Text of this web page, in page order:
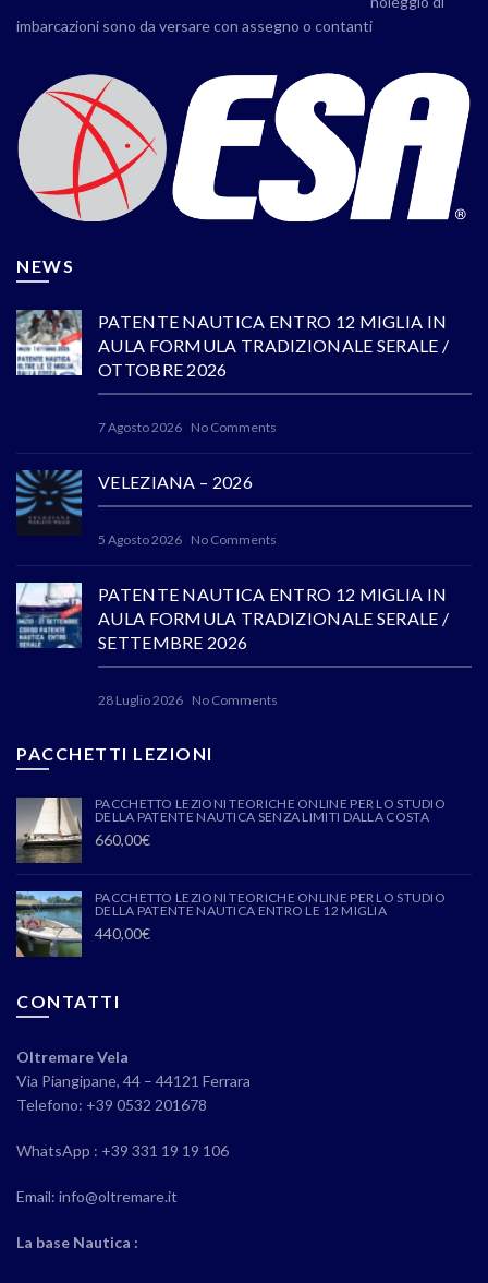
imbarcazioni sono da versare con assegno o contanti
NEWS
PATENTE NAUTICA ENTRO 12 MIGLIA IN
AULA FORMULA TRADIZIONALE SERALE /
OTTOBRE 2026
7 Agosto 2026 No Comments
VELEZIANA – 2026
5 Agosto 2026 No Comments
PATENTE NAUTICA ENTRO 12 MIGLIA IN
AULA FORMULA TRADIZIONALE SERALE /
SETTEMBRE 2026
28 Luglio 2026 No Comments
PACCHETTI LEZIONI
PACCHETTO LEZIONI TEORICHE ONLINE PER LO STUDIO
DELLA PATENTE NAUTICA SENZA LIMITI DALLA COSTA
660,00€
PACCHETTO LEZIONI TEORICHE ONLINE PER LO STUDIO
DELLA PATENTE NAUTICA ENTRO LE 12 MIGLIA
440,00€
CONTATTI
Oltremare Vela
Via Piangipane, 44 – 44121 Ferrara
Telefono: +39 0532 201678
WhatsApp : +39 331 19 19 106
Email: info@oltremare.it
La base Nautica :